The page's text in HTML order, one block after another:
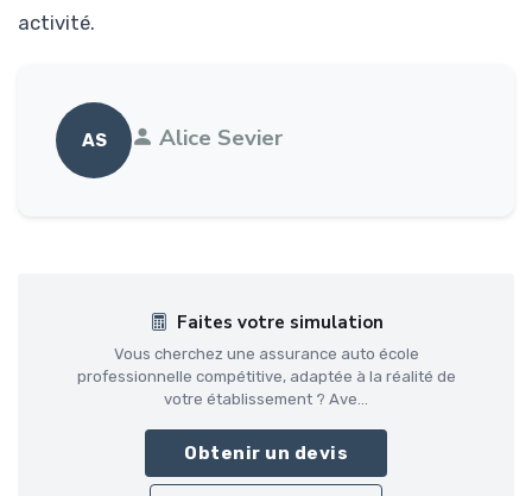
activité.
AS Alice Sevier
Faites votre simulation
Vous cherchez une assurance auto école
professionnelle compétitive, adaptée à la réalité de
votre établissement ? Ave...
Obtenir un devis